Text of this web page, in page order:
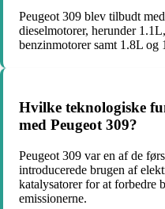
Peugeot 309 blev tilbudt
dieselmotorer, herunder
benzinmotorer samt 1.8L og
Hvilke teknologiske
med Peugeot 309?
Peugeot 309 var en af de
introducerede brugen af
katalysatorer for at forbedre
emissionerne.